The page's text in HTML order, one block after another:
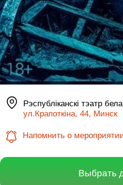
Рэспублiканскi тэатр
ул.Крапоткіна, 44, Минск
Напомнить о
Выбрать